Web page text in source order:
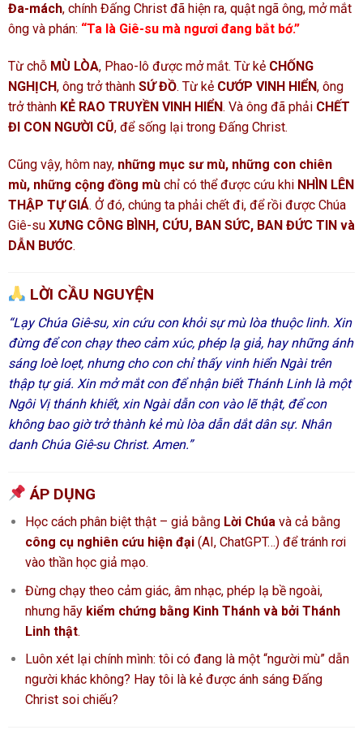
Đa-mách, chính Đấng Christ đã hiện ra, quật ngã ông, mở mắt
ông và phán: “Ta là Giê-su mà ngươi đang bắt bớ.”
Từ chỗ MÙ LÒA, Phao-lô được mở mắt. Từ kẻ CHỐNG
NGHỊCH, ông trở thành SỨ ĐỒ. Từ kẻ CƯỚP VINH HIỂN, ông
trở thành KẺ RAO TRUYỀN VINH HIỂN. Và ông đã phải CHẾT
ĐI CON NGƯỜI CŨ, để sống lại trong Đấng Christ.
Cũng vậy, hôm nay, những mục sư mù, những con chiên
mù, những cộng đồng mù chỉ có thể được cứu khi NHÌN LÊN
THẬP TỰ GIÁ. Ở đó, chúng ta phải chết đi, để rồi được Chúa
Giê-su XƯNG CÔNG BÌNH, CỨU, BAN SỨC, BAN ĐỨC TIN và
DẪN BƯỚC.
LỜI CẦU NGUYỆN
“Lạy Chúa Giê-su, xin cứu con khỏi sự mù lòa thuộc linh. Xin
đừng để con chạy theo cảm xúc, phép lạ giả, hay những ánh
sáng loè loẹt, nhưng cho con chỉ thấy vinh hiển Ngài trên
thập tự giá. Xin mở mắt con để nhận biết Thánh Linh là một
Ngôi Vị thánh khiết, xin Ngài dẫn con vào lẽ thật, để con
không bao giờ trở thành kẻ mù lòa dẫn dắt dân sự. Nhân
danh Chúa Giê-su Christ. Amen.”
ÁP DỤNG
Học cách phân biệt thật – giả bằng Lời Chúavà cả bằng
công cụ nghiên cứu hiện đại(AI, ChatGPT…) để tránh rơi
vào thần học giả mạo.
Đừng chạy theo cảm giác, âm nhạc, phép lạ bề ngoài,
nhưng hãy kiểm chứng bằng Kinh Thánh và bởi Thánh
Linh thật.
Luôn xét lại chính mình: tôi có đang là một “người mù” dẫn
người khác không? Hay tôi là kẻ được ánh sáng Đấng
Christ soi chiếu?